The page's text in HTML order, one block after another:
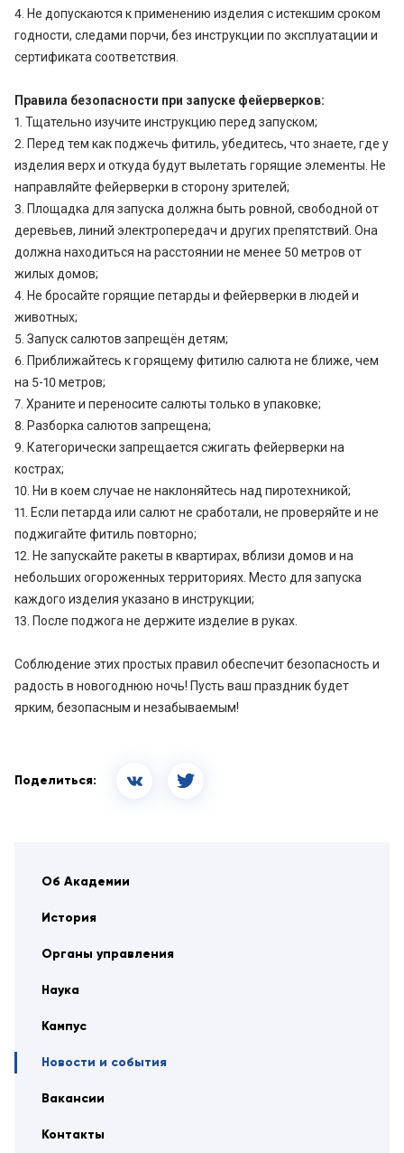
Об Академии
История
Органы управления
Наука
Кампус
Новости и события
Вакансии
Контакты
4. Не допускаются к применению изделия с истекшим сроком
годности, следами порчи, без инструкции по эксплуатации и
сертификата соответствия.
Правила безопасности при запуске фейерверков:
1. Тщательно изучите инструкцию перед запуском;
2. Перед тем как поджечь фитиль, убедитесь, что знаете, где у
изделия верх и откуда будут вылетать горящие элементы. Не
направляйте фейерверки в сторону зрителей;
3. Площадка для запуска должна быть ровной, свободной от
деревьев, линий электропередач и других препятствий. Она
должна находиться на расстоянии не менее 50 метров от
жилых домов;
4. Не бросайте горящие петарды и фейерверки в людей и
животных;
5. Запуск салютов запрещён детям;
6. Приближайтесь к горящему фитилю салюта не ближе, чем
на 5-10 метров;
7. Храните и переносите салюты только в упаковке;
8. Разборка салютов запрещена;
9. Категорически запрещается сжигать фейерверки на
кострах;
10. Ни в коем случае не наклоняйтесь над пиротехникой;
11. Если петарда или салют не сработали, не проверяйте и не
поджигайте фитиль повторно;
12. Не запускайте ракеты в квартирах, вблизи домов и на
небольших огороженных территориях. Место для запуска
каждого изделия указано в инструкции;
13. После поджога не держите изделие в руках.
Соблюдение этих простых правил обеспечит безопасность и
радость в новогоднюю ночь! Пусть ваш праздник будет
ярким, безопасным и незабываемым!
Поделиться: